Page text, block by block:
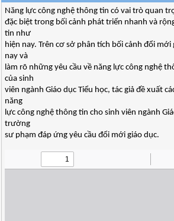
Năng lực công nghệ thông tin có vai trò quan
đặc biệt trong bối cảnh phát triển nhanh và
tin như
hiện nay. Trên cơ sở phân tích bối cảnh đổi mới
nay và
làm rõ những yêu cầu về năng lực công nghệ
của sinh
viên ngành Giáo dục Tiểu học, tác giả đề xuất
năng
lực công nghệ thông tin cho sinh viên ngành
trường
sư phạm đáp ứng yêu cầu đổi mới giáo dục.